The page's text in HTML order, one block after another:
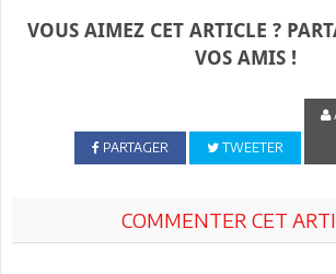
VOUS AIMEZ CET ARTICLE ?
VOS AMIS !
PARTAGER TWEETER
COMMENTER CET